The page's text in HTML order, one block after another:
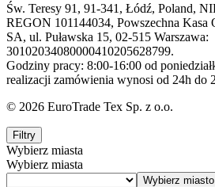
Św. Teresy 91, 91-341, Łódź, Poland,
REGON 101144034, Powszechna Kasa
SA, ul. Puławska 15, 02-515 Warszawa:
30102034080000410205628799.
Godziny pracy: 8:00-16:00 od
realizacji zamówienia wynosi od 24h do
© 2026 EuroTrade Tex Sp. z o.o.
Filtry
Wybierz miasta
Wybierz miasta